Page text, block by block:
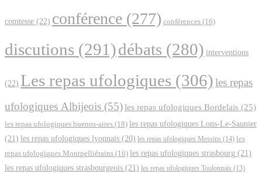
comtesse (22) conférence (277) conférences (16)
discutions (291)débats (280) interventions
(22) Les repas ufologiques (306)les repas
ufologiques Albijeois (55)les repas ufologiques Bordelais (25)
les repas ufologiques buenos-aires (18) les repas ufologiques Lons-Le-Saunier
(21) les repas ufologiques lyonnais (20) les repas ufologiques Messins (14) les
repas ufologiques Montpelliérains (16) les repas ufologiques strasbourg (21)
les repas ufologiques strasbourgeois (21) les repas ufologiques Toulonnais (13)